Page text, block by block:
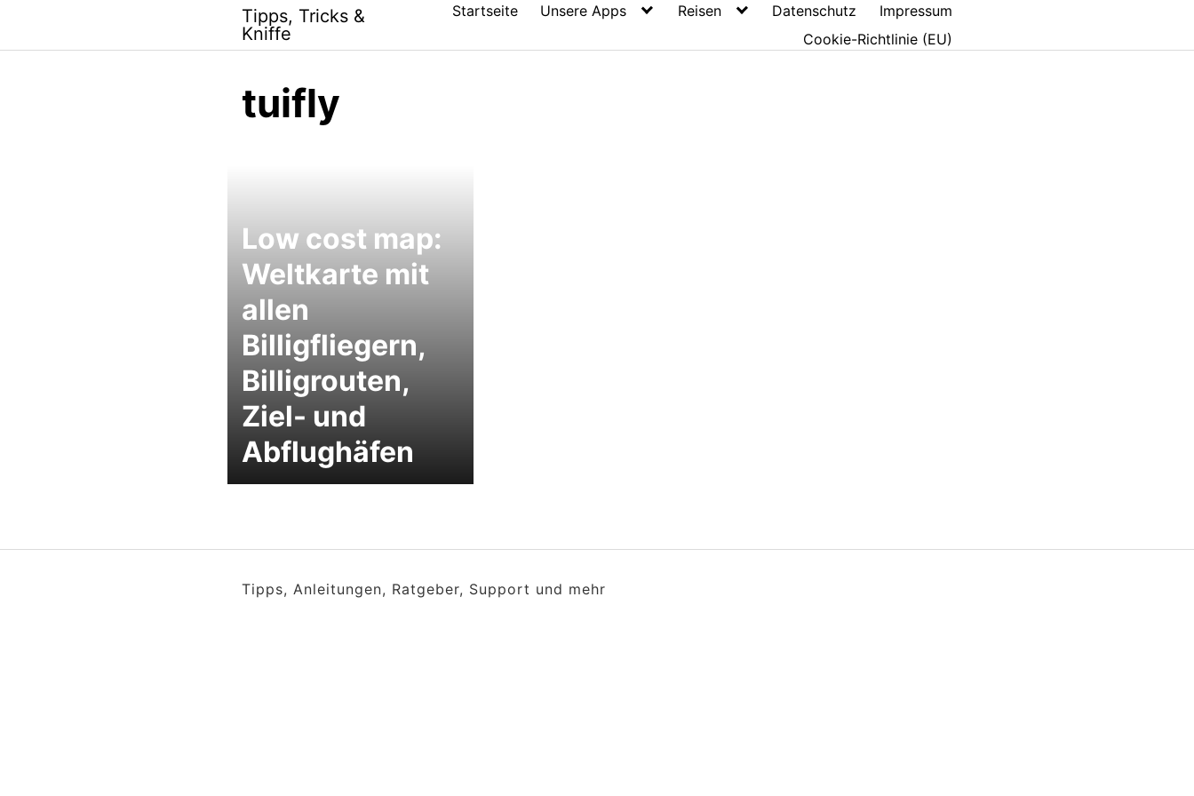
content
Tipps, Tricks &
Kniffe
Startseite Unsere Apps Reisen Datenschutz
Impressum
Cookie-Richtlinie (EU)
tuifly
Low cost map:
Weltkarte mit
allen
Billigfliegern,
Billigrouten,
Ziel- und
Abflughäfen
Tipps, Anleitungen, Ratgeber, Support und mehr